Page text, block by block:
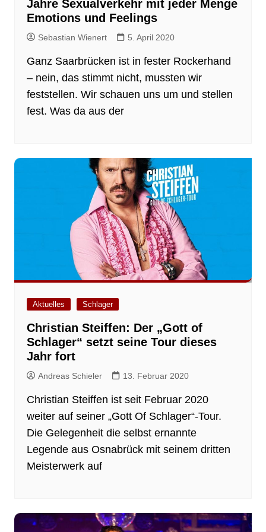
Jahre Sexualverkehr mit jeder Menge
Emotions und Feelings
Sebastian Wienert 5. April 2020
Ganz Saarbrücken ist in fester Rockerhand
– nein, das stimmt nicht, mussten wir
feststellen. Wir schauen uns um und stellen
fest. Was da aus der
Aktuelles Schlager
Christian Steiffen: Der „Gott of
Schlager“ setzt seine Tour dieses
Jahr fort
Andreas Schieler 13. Februar 2020
Christian Steiffen ist seit Februar 2020
weiter auf seiner „Gott Of Schlager“-Tour.
Die Gelegenheit die selbst ernannte
Legende aus Osnabrück mit seinem dritten
Meisterwerk auf